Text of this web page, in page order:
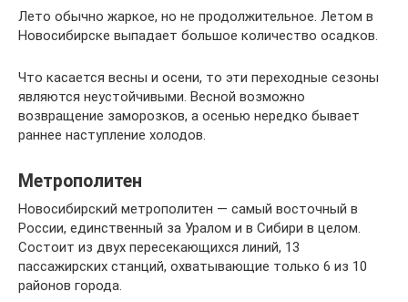
Лето обычно жаркое, но не продолжительное. Летом в
Новосибирске выпадает большое количество осадков.
Что касается весны и осени, то эти переходные сезоны
являются неустойчивыми. Весной возможно
возвращение заморозков, а осенью нередко бывает
раннее наступление холодов.
Метрополитен
Новосибирский метрополитен — самый восточный в
России, единственный за Уралом и в Сибири в целом.
Состоит из двух пересекающихся линий, 13
пассажирских станций, охватывающие только 6 из 10
районов города.